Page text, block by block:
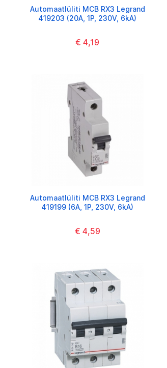
Automaatlüliti MCB RX3 Legrand
419203 (20A, 1P, 230V, 6kA)
€ 4,19
Automaatlüliti MCB RX3 Legrand
419199 (6A, 1P, 230V, 6kA)
€ 4,59